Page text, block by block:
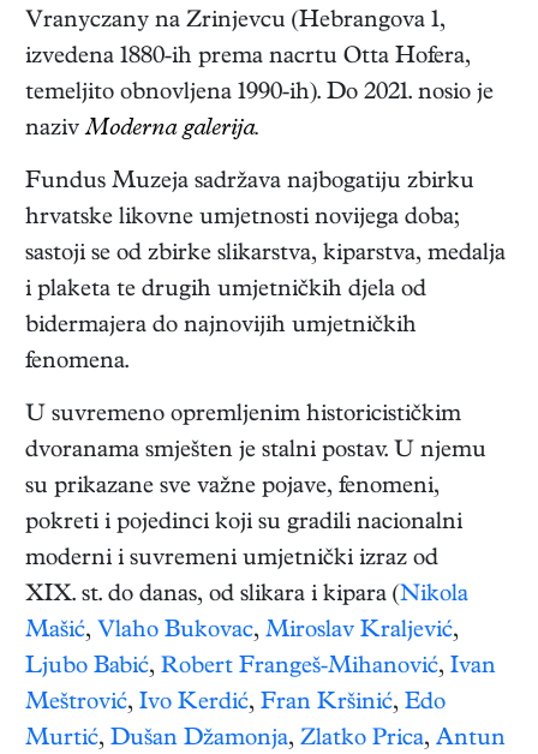
Vranyczany na Zrinjevcu (Hebrangova 1,
izvedena 1880-ih prema nacrtu Otta Hofera,
temeljito obnovljena 1990-ih). Do 2021. nosio je
nazivModerna galerija.
Fundus Muzeja sadržava najbogatiju zbirku
hrvatske likovne umjetnosti novijega doba;
sastoji se od zbirke slikarstva, kiparstva, medalja
i plaketa te drugih umjetničkih djela od
bidermajera do najnovijih umjetničkih
fenomena.
U suvremeno opremljenim historicističkim
dvoranama smješten je stalni postav. U njemu
su prikazane sve važne pojave, fenomeni,
pokreti i pojedinci koji su gradili nacionalni
moderni i suvremeni umjetnički izraz od
XIX. st. do danas, od slikara i kipara (Nikola
Mašić, Vlaho Bukovac, Miroslav Kraljević,
Ljubo Babić, Robert Frangeš-Mihanović, Ivan
Meštrović, Ivo Kerdić, Fran Kršinić, Edo
Murtić, Dušan Džamonja, Zlatko Prica, Antun